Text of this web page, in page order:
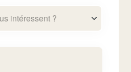
intéressent ?